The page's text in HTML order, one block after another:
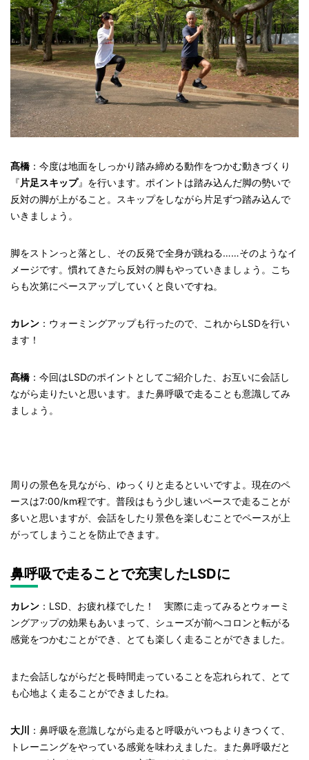
髙橋 ：今度は地面をしっかり踏み締める動作をつかむ動きづくり
『片足スキップ』を行います。ポイントは踏み込んだ脚の勢いで
反対の脚が上がること。スキップをしながら片足ずつ踏み込んで
いきましょう。
脚をストンっと落とし、その反発で全身が跳ねる……そのようなイ
メージです。慣れてきたら反対の脚もやっていきましょう。こち
らも次第にペースアップしていくと良いですね。
カレン ：ウォーミングアップも行ったので、これからLSDを行い
ます！
髙橋 ：今回はLSDのポイントとしてご紹介した、お互いに会話し
ながら走りたいと思います。また鼻呼吸で走ることも意識してみ
ましょう。
周りの景色を見ながら、ゆっくりと走るといいですよ。現在のペ
ースは7:00/km程です。普段はもう少し速いペースで走ることが
多いと思いますが、会話をしたり景色を楽しむことでペースが上
がってしまうことを防止できます。
鼻呼吸で走ることで充実したLSDに
カレン ：LSD、お疲れ様でした！ 実際に走ってみるとウォーミ
ングアップの効果もあいまって、シューズが前へコロンと転がる
感覚をつかむことができ、とても楽しく走ることができました。
また会話しながらだと長時間走っていることを忘れられて、とて
も心地よく走ることができましたね。
大川
：鼻呼吸を意識しながら走ると呼吸がいつもよりきつくて、
トレーニングをやっている感覚を味わえました。また鼻呼吸だと